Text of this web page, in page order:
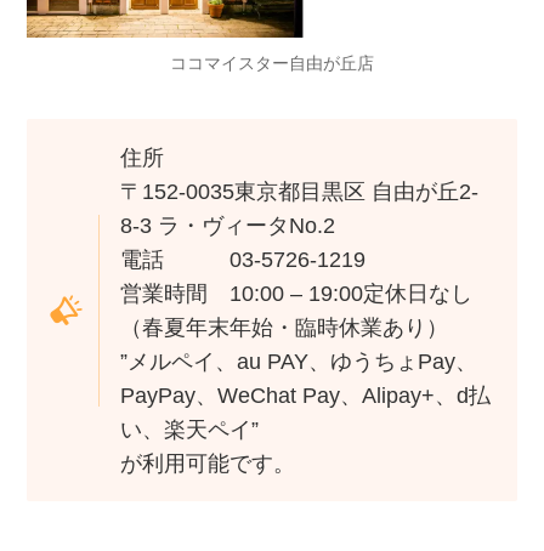
ココマイスター自由が丘店
住所
〒152-0035東京都目黒区 自由が丘2-
8-3 ラ・ヴィータNo.2
電話 03-5726-1219
営業時間 10:00 – 19:00定休日なし
（春夏年末年始・臨時休業あり）
”メルペイ、au PAY、ゆうちょPay、
PayPay、WeChat Pay、Alipay+、d払
い、楽天ペイ”
が利用可能です。